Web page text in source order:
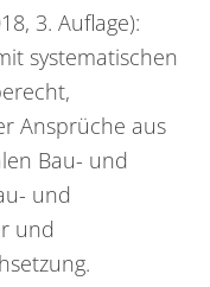
3. Auflage):
systematischen
Ansprüche aus
Bau- und
und
und